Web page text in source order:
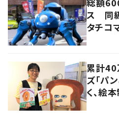
ス 同
タチコ
累計40
ズ「パ
く、絵